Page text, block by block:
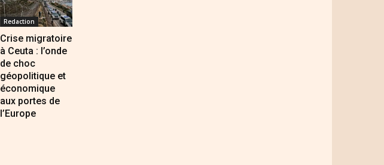
Redaction
Crise migratoire
à Ceuta : l’onde
de choc
géopolitique et
économique
aux portes de
l’Europe